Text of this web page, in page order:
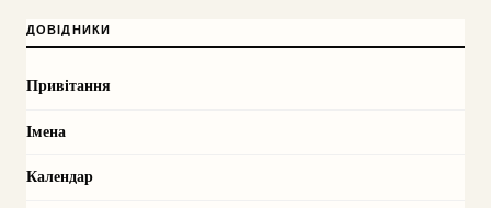
ДОВІДНИКИ
Привітання
Імена
Календар